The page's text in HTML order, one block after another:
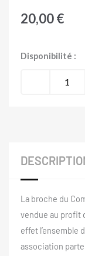
20,00€
Disponibilité :
quantité
Broche
La broche du
vendue au profit
effet l’ensemble
association